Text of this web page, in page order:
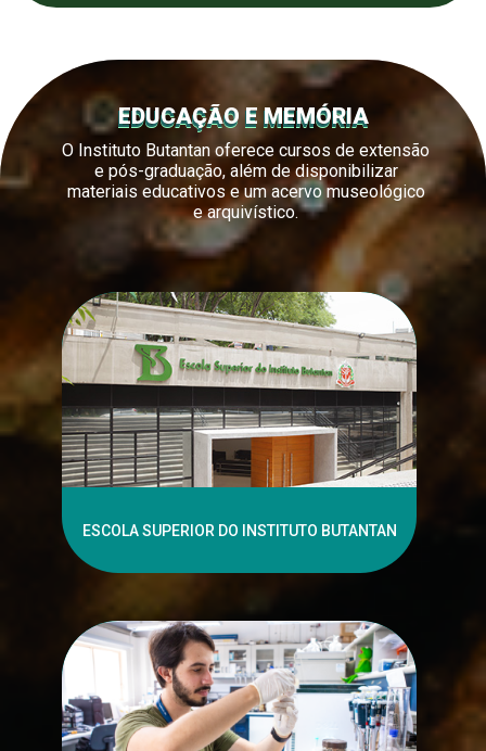
EDUCAÇÃO E MEMÓRIA
O Instituto Butantan oferece cursos de extensão
e pós-graduação, além de disponibilizar
materiais educativos e um acervo museológico
e arquivístico.
ESCOLA SUPERIOR DO INSTITUTO BUTANTAN